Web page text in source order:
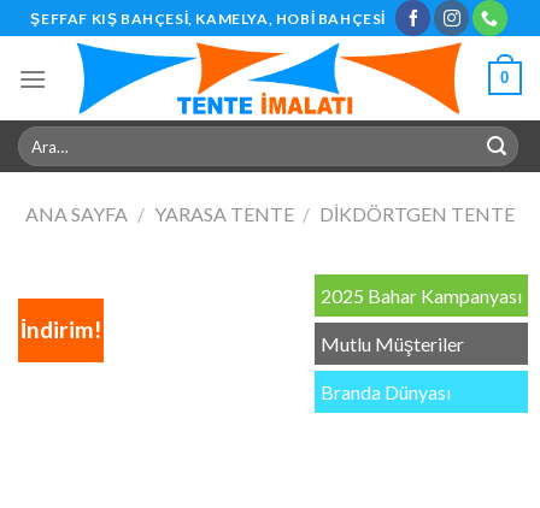
Skip
to
content
ŞEFFAF KIŞ BAHÇESI, KAMELYA, HOBI BAHÇESI
0
Ara:
ANA SAYFA / YARASA TENTE / DIKDÖRTGEN TENTE
2025 Bahar Kampanyası
Mutlu Müşteriler
Branda Dünyası
İndirim!